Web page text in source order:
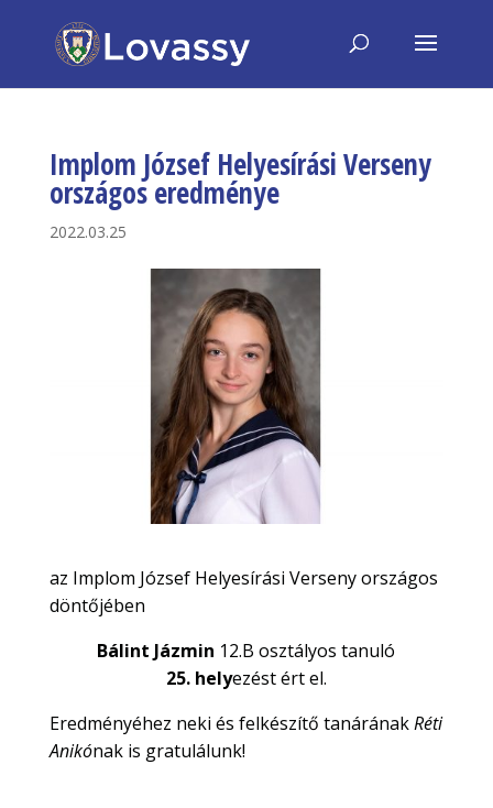
Implom József Helyesírási Verseny
országos eredménye
2022.03.25
az Implom József Helyesírási Verseny országos
döntőjében
Bálint Jázmin 12.B osztályos tanuló
25. helyezést ért el.
Eredményéhez neki és felkészítő tanáránakRéti
Anikónak is gratulálunk!